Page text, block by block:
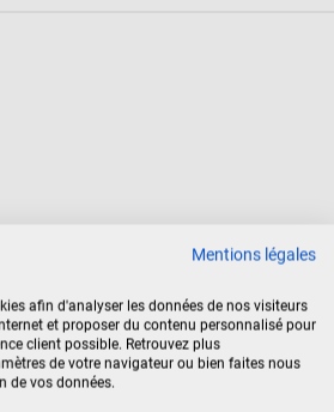
Mentions légales
afin d'analyser les données de nos visiteurs
et proposer du contenu personnalisé pour
client possible. Retrouvez plus
de votre navigateur ou bien faites nous
de vos données.